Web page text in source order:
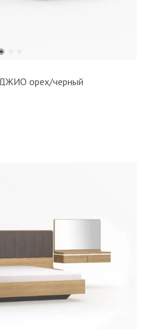
орех/черный